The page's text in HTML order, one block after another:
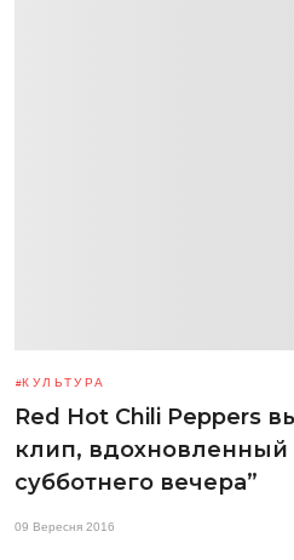
КУЛЬТУРА
Red Hot Chili Peppers
клип, вдохновленный
субботнего вечера”
09 Вересня 2016